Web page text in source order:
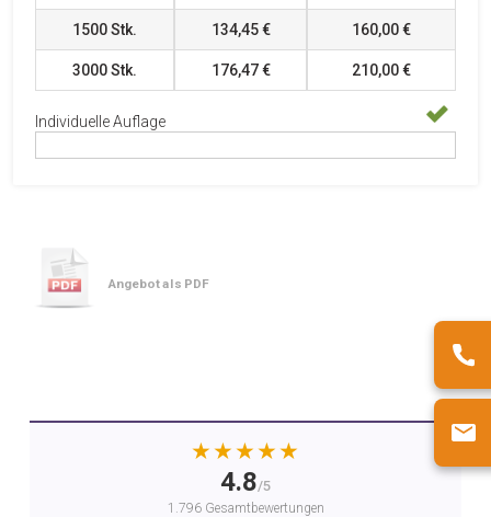
1500Stk. 134,45 € 160,00 €
3000Stk. 176,47 € 210,00 €
Individuelle Auflage
Angebot als PDF
★★★★★
4.8/5
1.796 Gesamtbewertungen